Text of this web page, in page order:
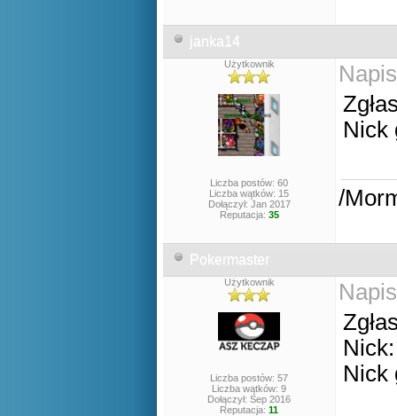
janka14
Użytkownik
Liczba postów: 60
Liczba wątków: 15
Dołączył: Jan 2017
Reputacja: 35
Nick
/
Pokermaster
Użytkownik
Liczba postów: 57
Liczba wątków: 9
Dołączył: Sep 2016
Reputacja: 11
Nick